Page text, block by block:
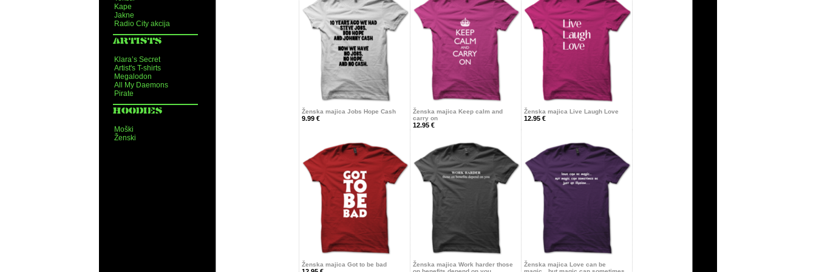
Kape
Jakne
Radio City akcija
ARTISTS
Klara’s Secret
Artist's T-shirts
Megalodon
All My Daemons
Pirate
HOODIES
Moški
Ženski
Ženska majica Jobs Hope Cash
9.99 €
Ženska majica Keep calm and
carry on
12.95 €
Ženska majica Live Laugh Love
12.95 €
Ženska majica Got to be bad
Ženska majica Work harder those
Ženska majica Love can be